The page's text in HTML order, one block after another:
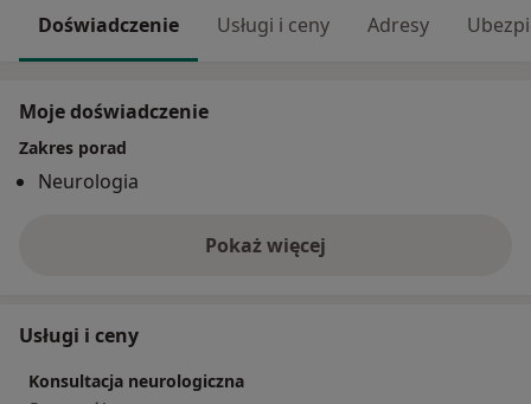
Doświadczenie Usługi i ceny Adresy
Moje doświadczenie
Zakres porad
Neurologia
Pokaż więcejo doświadczeniu
Usługi i ceny
Konsultacja neurologiczna